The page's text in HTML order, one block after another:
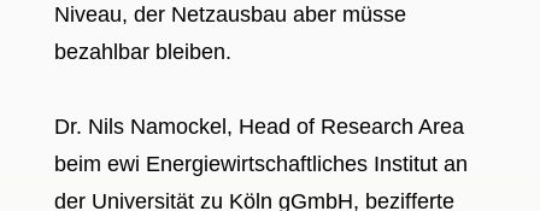
Niveau, der Netzausbau aber müsse
bezahlbar bleiben.
Dr. Nils Namockel, Head of Research Area
beim ewi Energiewirtschaftliches Institut an
der Universität zu Köln gGmbH, bezifferte